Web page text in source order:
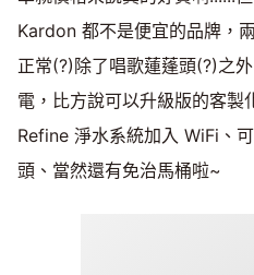
Kardon 都不是便宜的品牌，
正常(?)除了唱歌蓮蓬頭(?)之
電，比方說可以升級版的客
Refine 淨水系統加入 WiFi、
頭、當然還有免治馬桶啦~